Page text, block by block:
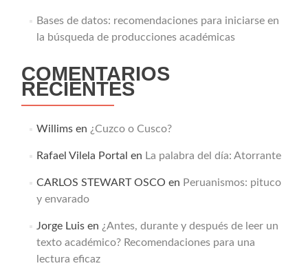
Bases de datos: recomendaciones para iniciarse en
la búsqueda de producciones académicas
COMENTARIOS
RECIENTES
Willimsen ¿Cuzco o Cusco?
Rafael Vilela Portal en La palabra del día: Atorrante
CARLOS STEWART OSCO en Peruanismos: pituco
y envarado
Jorge Luisen ¿Antes, durante y después de leer un
texto académico? Recomendaciones para una
lectura eficaz